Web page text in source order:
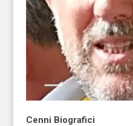
Cenni Biografici